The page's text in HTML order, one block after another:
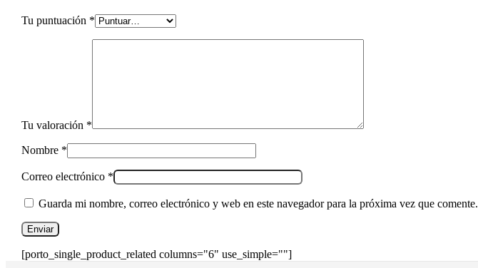
Tu puntuación *
Tu valoración *
Nombre *
Correo electrónico *
Guarda mi nombre, correo electrónico y web en este navegador para la próxima vez que comente.
[porto_single_product_related columns="6" use_simple=""]